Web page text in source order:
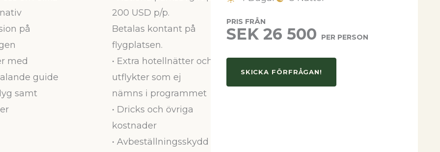
på
med
guide
samt
200 USD p/p.
Betalas kontant på
flygplatsen.
• Extra hotellnätter och
utflykter som ej
nämns i programmet
• Dricks och övriga
kostnader
• Avbeställningsskydd och
PRIS FRÅN
SEK 26 500 PER PERSON
SKICKA FÖRFRÅGAN!